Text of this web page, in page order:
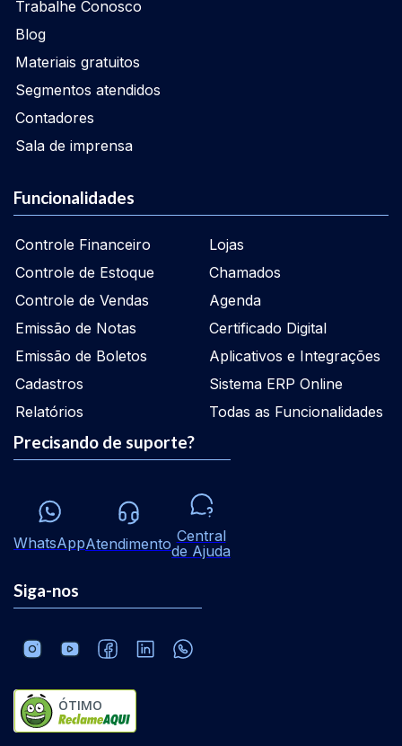
Trabalhe Conosco
Blog
Materiais gratuitos
Segmentos atendidos
Contadores
Sala de imprensa
Funcionalidades
Controle Financeiro
Controle de Estoque
Controle de Vendas
Emissão de Notas
Emissão de Boletos
Cadastros
Relatórios
Lojas
Chamados
Agenda
Certificado Digital
Aplicativos e Integrações
Sistema ERP Online
Todas as Funcionalidades
Precisando de suporte?
WhatsAppAtendimento Central
de Ajuda
Siga-nos
ÓTIMO